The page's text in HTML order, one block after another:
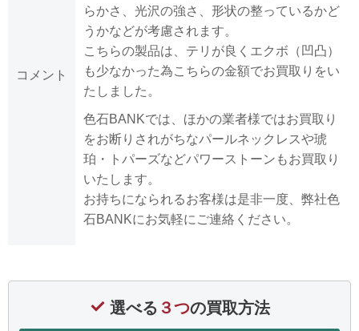
コメント
らかさ、光沢の強さ、形状の整っているかど
うかなどが考慮されます。
こちらの製品は、テリが良くエクボ（凹凸）
も少なかった為こちらの金額でお買取りをい
たしました。
色石BANKでは、ほかの業者様ではお買取り
をお断りされがちなパールネックレスや琥
珀・トパーズなどパワーストーンもお買取り
いたします。
お持ちになられるお客様は是非一度、弊社色
石BANKにお気軽にご連絡ください。
選べる ３つの買取方法